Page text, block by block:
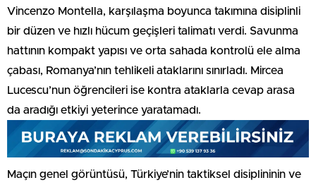
Vincenzo Montella, karşılaşma boyunca takımına disiplinli
bir düzen ve hızlı hücum geçişleri talimatı verdi. Savunma
hattının kompakt yapısı ve orta sahada kontrolü ele alma
çabası, Romanya’nın tehlikeli ataklarını sınırladı. Mircea
Lucescu’nun öğrencileri ise kontra ataklarla cevap arasa
da aradığı etkiyi yeterince yaratamadı.
Maçın genel görüntüsü, Türkiye’nin taktiksel disiplininin ve